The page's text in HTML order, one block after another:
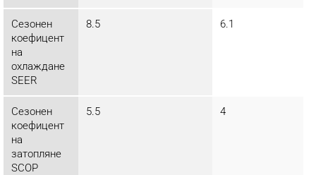
Сезонен
коефицент
на
охлаждане
SEER
8.5 6.1
Сезонен
коефицент
на
затопляне
SCOP
5.5 4